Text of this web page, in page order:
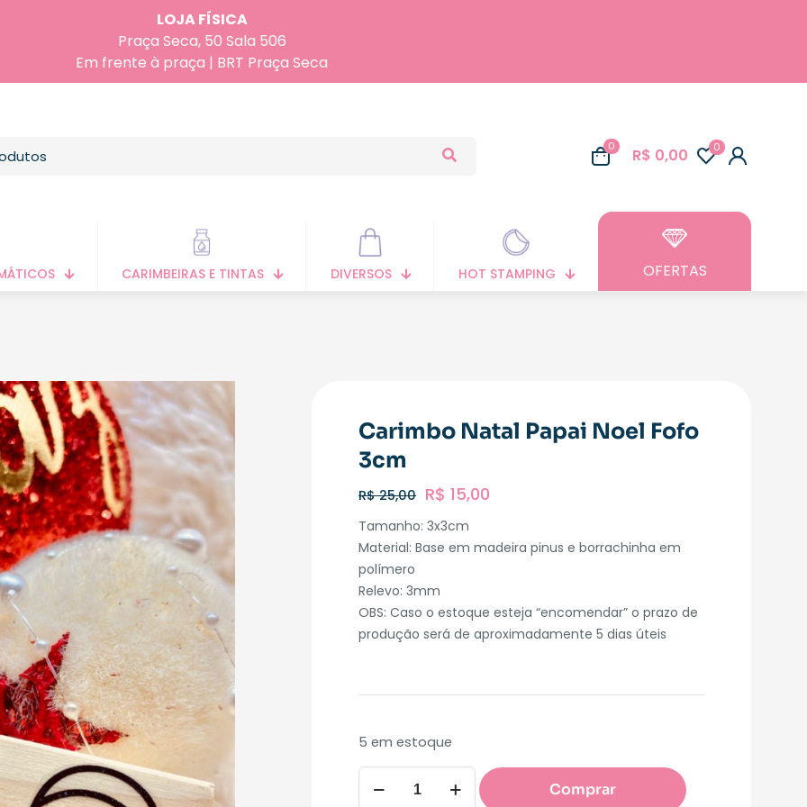
LOJA FÍSICA
Praça Seca, 50 Sala 506
Em frente à praça | BRT Praça Seca
0 R$ 0,00 0
CARIMBEIRAS E TINTAS DIVERSOS HOT STAMPING OFERTAS
Carimbo Natal Papai Noel Fofo
3cm
R$25,00 R$ 15,00
Tamanho: 3x3cm
Material: Base em madeira pinus e borrachinha em
polímero
Relevo: 3mm
OBS: Caso o estoque esteja “encomendar” o prazo de
produção será de aproximadamente 5 dias úteis
5 em estoque
Comprar